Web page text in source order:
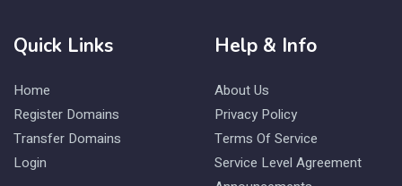
Quick Links
Home
Register Domains
Transfer Domains
Login
Help & Info
About Us
Privacy Policy
Terms Of Service
Service Level Agreement